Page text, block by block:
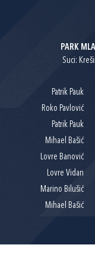
PARK
Suci:
Patrik Pauk
Roko Pavlović
Patrik Pauk
Mihael Bašić
Lovre Banović
Lovre Vidan
Marino Bilušić
Mihael Bašić